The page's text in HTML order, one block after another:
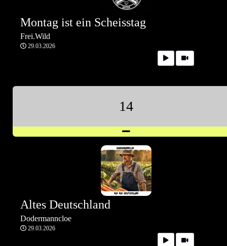
Montag ist ein Scheisstag
Frei.Wild
29.03.2026
14
Altes Deutschland
Dodermanncloe
29.03.2026